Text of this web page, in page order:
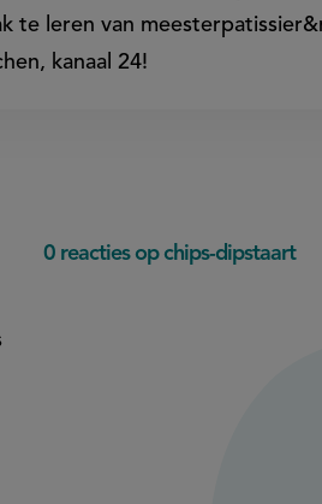
te leren van
kanaal 24!
0 reacties op chips-dipstaart